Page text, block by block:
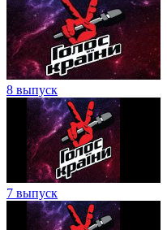
8 выпуск
7 выпуск